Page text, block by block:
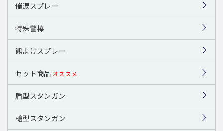
催涙スプレー
特殊警棒
熊よけスプレー
セット商品 オススメ
盾型スタンガン
槍型スタンガン